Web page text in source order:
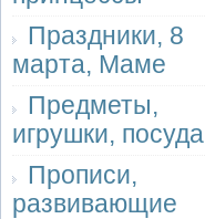
Праздники, 8
марта, Маме
Предметы,
игрушки, посуда
Прописи,
развивающие